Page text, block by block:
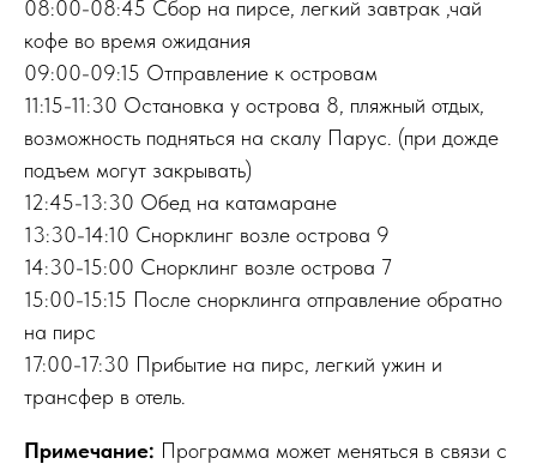
08:00-08:45 Сбор на пирсе, легкий завтрак ,чай
кофе во время ожидания
09:00-09:15 Отправление к островам
11:15-11:30 Остановка у острова 8, пляжный отдых,
возможность подняться на скалу Парус. (при дожде
подъем могут закрывать)
12:45-13:30 Обед на катамаране
13:30-14:10 Снорклинг возле острова 9
14:30-15:00 Снорклинг возле острова 7
15:00-15:15 После снорклинга отправление обратно
на пирс
17:00-17:30 Прибытие на пирс, легкий ужин и
трансфер в отель.
Примечание: Программа может меняться в связи с